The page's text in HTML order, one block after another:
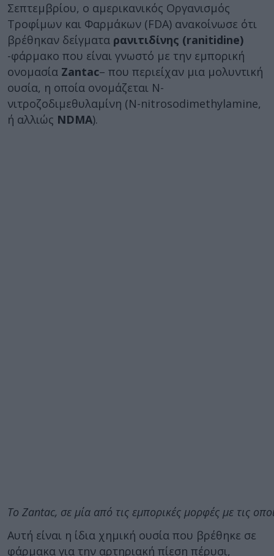
Σεπτεμβρίου, ο αμερικανικός Οργανισμός
Τροφίμων και Φαρμάκων (FDA) ανακοίνωσε ότι
βρέθηκαν δείγματα ρανιτιδίνης (ranitidine)
-φάρμακο που είναι γνωστό με την εμπορική
ονομασία Zantac– που περιείχαν μια μολυντική
ουσία, η οποία ονομάζεται Ν-
νιτροζοδιμεθυλαμίνη (N-nitrosodimethylamine,
ή αλλιώς NDMA).
Το Zantac, σε μία από τις εμπορικές μορφές με τις
Αυτή είναι η ίδια χημική ουσία που βρέθηκε σε
φάρμακα για την αρτηριακή πίεση πέρυσι,